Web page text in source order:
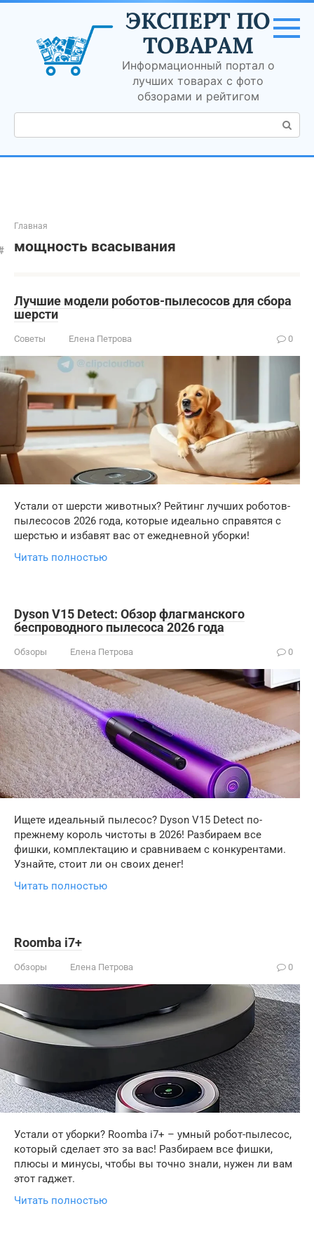
Перейти
контенту
ЭКСПЕРТ ПО
ТОВАРАМ
Информационный портал о
лучших товарах с фото
обзорами и рейтигом
Поиск:
Главная
мощность всасывания
Лучшие модели роботов-пылесосов для сбора
шерсти
Советы Елена Петрова 0
Устали от шерсти животных? Рейтинг лучших роботов-
пылесосов 2026 года, которые идеально справятся с
шерстью и избавят вас от ежедневной уборки!
Читать полностью
Dyson V15 Detect: Обзор флагманского
беспроводного пылесоса 2026 года
Обзоры Елена Петрова 0
Ищете идеальный пылесос? Dyson V15 Detect по-
прежнему король чистоты в 2026! Разбираем все
фишки, комплектацию и сравниваем с конкурентами.
Узнайте, стоит ли он своих денег!
Читать полностью
Roomba i7+
Обзоры Елена Петрова 0
Устали от уборки? Roomba i7+ – умный робот-пылесос,
который сделает это за вас! Разбираем все фишки,
плюсы и минусы, чтобы вы точно знали, нужен ли вам
этот гаджет.
Читать полностью